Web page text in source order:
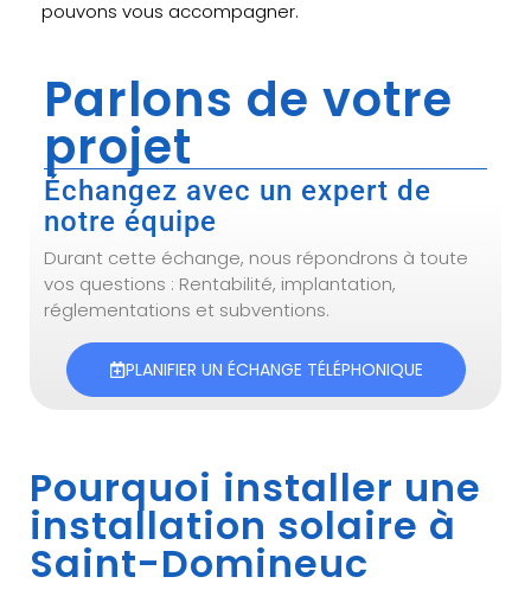
pouvons vous accompagner.
Parlons de votre
projet
Échangez avec un expert de
notre équipe
Durant cette échange, nous répondrons à toute
vos questions : Rentabilité, implantation,
réglementations et subventions.
PLANIFIER UN ÉCHANGE TÉLÉPHONIQUE
Pourquoi installer une
installation solaire à
Saint-Domineuc